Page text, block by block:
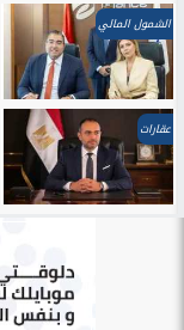
الشمول المالي
عقارات